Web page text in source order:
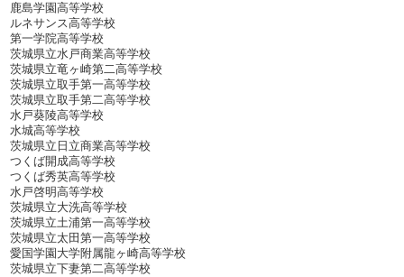
鹿島学園高等学校
ルネサンス高等学校
第一学院高等学校
茨城県立水戸商業高等学校
茨城県立竜ヶ崎第二高等学校
茨城県立取手第一高等学校
茨城県立取手第二高等学校
水戸葵陵高等学校
水城高等学校
茨城県立日立商業高等学校
つくば開成高等学校
つくば秀英高等学校
水戸啓明高等学校
茨城県立大洗高等学校
茨城県立土浦第一高等学校
茨城県立太田第一高等学校
愛国学園大学附属龍ヶ崎高等学校
茨城県立下妻第二高等学校